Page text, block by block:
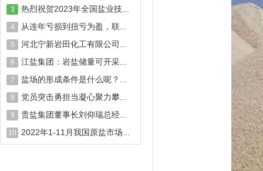
3 热烈祝贺2023年全国盐业技...
4 从连年亏损到扭亏为盈，联...
5 河北宁新岩田化工有限公司...
6 江盐集团：岩盐储量可开采...
7 盐场的形成条件是什么呢？...
8 党员突击勇担当凝心聚力攀...
9 贵盐集团董事长刘仰瑞总经...
10 2022年1-11月我国原盐市场...